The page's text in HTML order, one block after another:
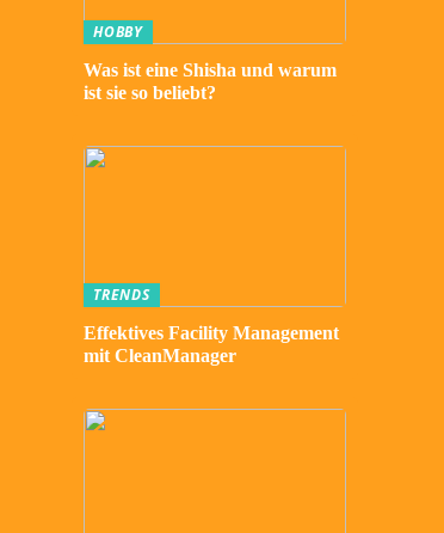
HOBBY
Was ist eine Shisha und warum
ist sie so beliebt?
TRENDS
Effektives Facility Management
mit CleanManager